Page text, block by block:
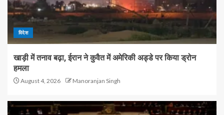
विदेश
खाड़ी में तनाव बढ़ा, ईरान ने कुवैत में अमेरिकी अड्डे पर किया ड्रोन
हमला
August 4, 2026 Manoranjan Singh